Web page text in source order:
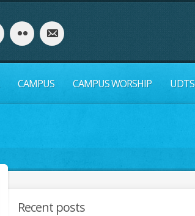
CAMPUS CAMPUS WORSHIP UDTS
Recent posts